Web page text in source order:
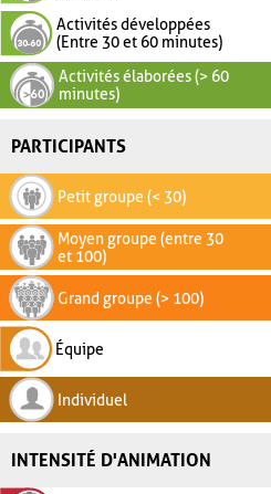
Activités développées
(Entre 30 et 60 minutes)
Activités élaborées (> 60
minutes)
PARTICIPANTS
Petit groupe (< 30)
Moyen groupe (entre 30
et 100)
Grand groupe (> 100)
Équipe
Individuel
INTENSITÉ D'ANIMATION